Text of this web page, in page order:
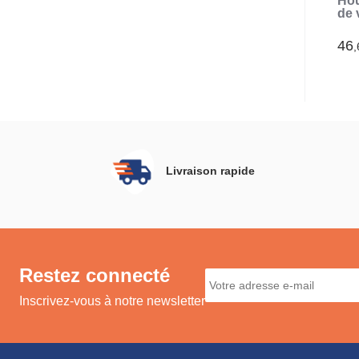
de
46
Livraison rapide
Restez connecté
Inscrivez-vous à notre newsletter